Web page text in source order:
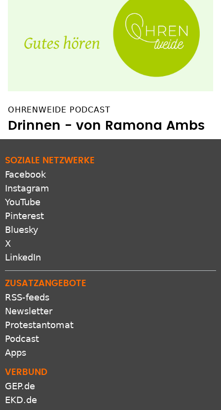
OHRENWEIDE PODCAST
Drinnen - von Ramona Ambs
SOZIALE NETZWERKE
Facebook
Instagram
YouTube
Pinterest
Bluesky
X
LinkedIn
ZUSATZANGEBOTE
RSS-feeds
Newsletter
Protestantomat
Podcast
Apps
VERBUND
GEP.de
EKD.de